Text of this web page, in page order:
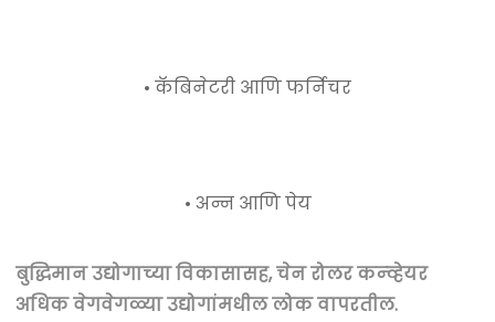
• कॅबिनेटरी आणि फर्निचर
• अन्न आणि पेय
बुद्धिमान उद्योगाच्या विकासासह, चेन रोलर कन्व्हेयर
अधिक वेगवेगळ्या उद्योगांमधील लोक वापरतील.